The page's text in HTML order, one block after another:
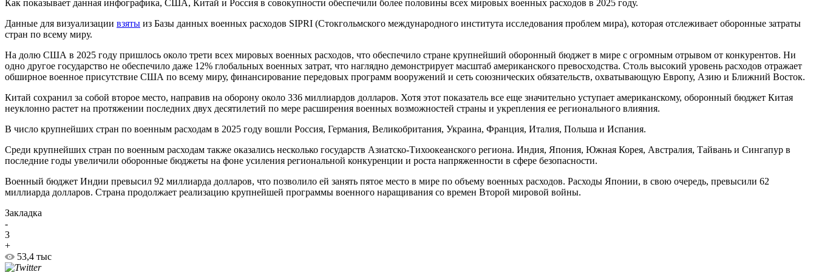
Как показывает данная инфографика, США, Китай и Россия в совокупности обеспечили более половины всех мировых военных расходов в 2025 году.
Данные для визуализации взяты из Базы данных военных расходов SIPRI (Стокгольмского международного института исследования проблем мира), которая отслеживает оборонные затраты
стран по всему миру.
На долю США в 2025 году пришлось около трети всех мировых военных расходов, что обеспечило стране крупнейший оборонный бюджет в мире с огромным отрывом от конкурентов. Ни
одно другое государство не обеспечило даже 12% глобальных военных затрат, что наглядно демонстрирует масштаб американского превосходства. Столь высокий уровень расходов отражает
обширное военное присутствие США по всему миру, финансирование передовых программ вооружений и сеть союзнических обязательств, охватывающую Европу, Азию и Ближний Восток.
Китай сохранил за собой второе место, направив на оборону около 336 миллиардов долларов. Хотя этот показатель все еще значительно уступает американскому, оборонный бюджет Китая
неуклонно растет на протяжении последних двух десятилетий по мере расширения военных возможностей страны и укрепления ее регионального влияния.
В число крупнейших стран по военным расходам в 2025 году вошли Россия, Германия, Великобритания, Украина, Франция, Италия, Польша и Испания.
Среди крупнейших стран по военным расходам также оказались несколько государств Азиатско-Тихоокеанского региона. Индия, Япония, Южная Корея, Австралия, Тайвань и Сингапур в
последние годы увеличили оборонные бюджеты на фоне усиления региональной конкуренции и роста напряженности в сфере безопасности.
Военный бюджет Индии превысил 92 миллиарда долларов, что позволило ей занять пятое место в мире по объему военных расходов. Расходы Японии, в свою очередь, превысили 62
миллиарда долларов. Страна продолжает реализацию крупнейшей программы военного наращивания со времен Второй мировой войны.
Закладка
-
3
+
53,4 тыс